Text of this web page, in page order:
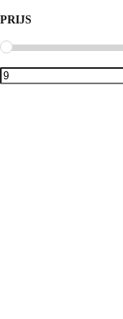
PRIJS